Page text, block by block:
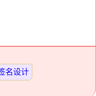
名设计